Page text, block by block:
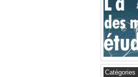
Catégories